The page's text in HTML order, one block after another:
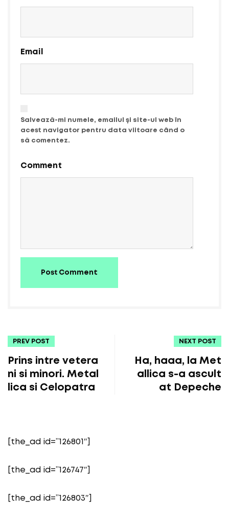
Email
Salvează-mi numele, emailul și site-ul web în
acest navigator pentru data viitoare când o
să comentez.
Comment
Post Comment
PREV POST
Prins intre vetera
ni si minori. Metal
lica si Celopatra
NEXT POST
Ha, haaa, la Met
allica s-a ascult
at Depeche
[the_ad id=”126801″]
[the_ad id=”126747″]
[the_ad id=”126803″]